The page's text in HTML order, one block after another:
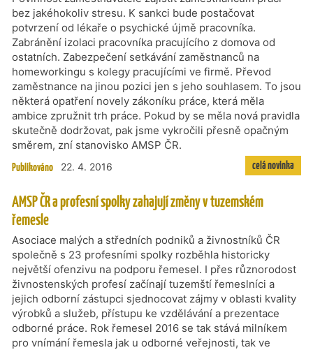
bez jakéhokoliv stresu. K sankci bude postačovat
potvrzení od lékaře o psychické újmě pracovníka.
Zabránění izolaci pracovníka pracujícího z domova od
ostatních. Zabezpečení setkávání zaměstnanců na
homeworkingu s kolegy pracujícími ve firmě. Převod
zaměstnance na jinou pozici jen s jeho souhlasem. To jsou
některá opatření novely zákoníku práce, která měla
ambice zpružnit trh práce. Pokud by se měla nová pravidla
skutečně dodržovat, pak jsme vykročili přesně opačným
směrem, zní stanovisko AMSP ČR.
Publikováno 22. 4. 2016 celá novinka
AMSP ČR a profesní spolky zahajují změny v tuzemském
řemesle
Asociace malých a středních podniků a živnostníků ČR
společně s 23 profesními spolky rozběhla historicky
největší ofenzivu na podporu řemesel. I přes různorodost
živnostenských profesí začínají tuzemští řemeslníci a
jejich odborní zástupci sjednocovat zájmy v oblasti kvality
výrobků a služeb, přístupu ke vzdělávání a prezentace
odborné práce. Rok řemesel 2016 se tak stává milníkem
pro vnímání řemesla jak u odborné veřejnosti, tak ve